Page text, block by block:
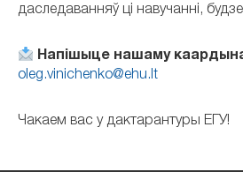
даследаванняў ці навучанні,
Напішыце нашаму
oleg.vinichenko@ehu.lt
Чакаем вас у дактарантуры ЕГУ!